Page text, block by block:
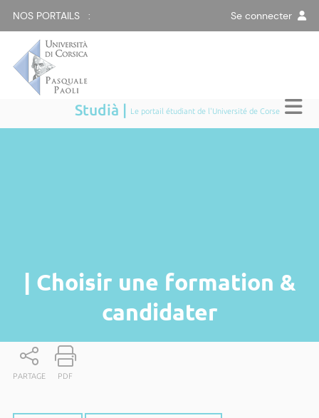
NOS PORTAILS : Se connecter
Studià | Le portail étudiant de l'Université de Corse
| Choisir une formation &
candidater
PARTAGE PDF